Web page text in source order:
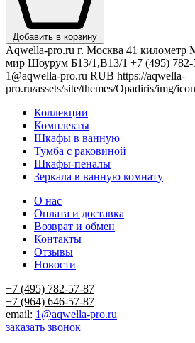
Добавить в корзину
Aqwella-pro.ru г. Москва 41
мир Шоурум Б13/1,В13/1 +7 (495)
1@aqwella-pro.ru RUB https://aqwella-
pro.ru/assets/site/themes/Opadiris/img/
Коллекции
Комплекты
Шкафы в ванную
Тумба с раковиной
Шкафы-пеналы
Зеркала в ванную комнату
О нас
Оплата и доставка
Возврат и обмен
Контакты
Отзывы
Новости
+7 (495) 782-57-87
+7 (964) 646-57-87
email: 1@aqwella-pro.ru
заказать звонок